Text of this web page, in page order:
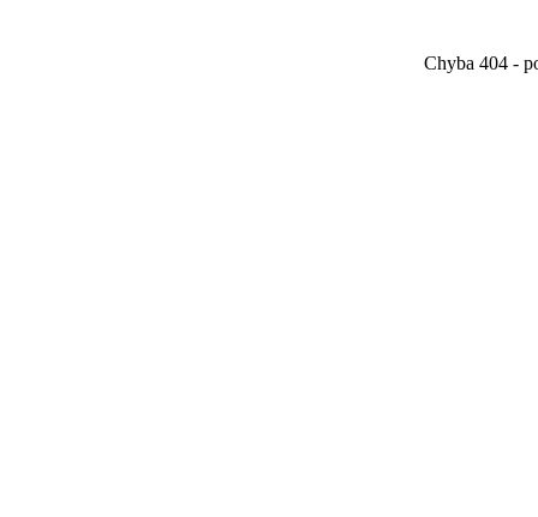
Chyba 404 -